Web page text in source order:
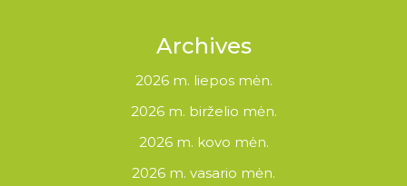
Archives
2026 m. liepos mėn.
2026 m. birželio mėn.
2026 m. kovo mėn.
2026 m. vasario mėn.